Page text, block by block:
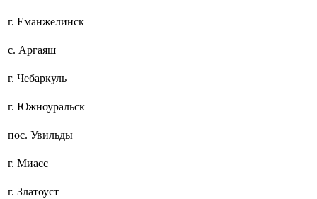
г. Еманжелинск
с. Аргаяш
г. Чебаркуль
г. Южноуральск
пос. Увильды
г. Миасс
г. Златоуст